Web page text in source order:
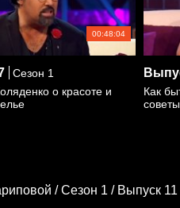
00:48:04
Сезон 1
о красоте и
Как
/Сезон 1 / Выпуск 11